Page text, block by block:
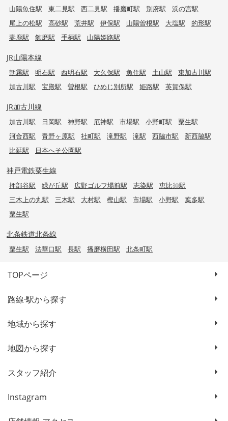
山陽魚住駅
東二見駅 西二見駅 播磨町駅 別府駅
浜の宮駅
尾上の松駅
高砂駅 荒井駅 伊保駅 山陽曽根駅 大塩駅
的形駅
妻鹿駅
飾磨駅 手柄駅 山陽姫路駅
JR山陽本線
朝霧駅 明石駅 西明石駅 大久保駅 魚住駅 土山駅
東加古川駅
加古川駅
宝殿駅 曽根駅 ひめじ別所駅 姫路駅 英賀保駅
JR加古川線
加古川駅 日岡駅 神野駅 厄神駅 市場駅 小野町駅
粟生駅
河合西駅
青野ヶ原駅 社町駅 滝野駅 滝駅 西脇市駅
新西脇駅
比延駅
日本へそ公園駅
神戸電鉄粟生線
押部谷駅 緑が丘駅 広野ゴルフ場前駅 志染駅
恵比須駅
三木上の丸駅
三木駅 大村駅 樫山駅 市場駅 小野駅
葉多駅
粟生駅
北条鉄道北条線
粟生駅 法華口駅 長駅 播磨横田駅 北条町駅
TOPページ
路線·駅から探す
地域から探す
地図から探す
スタッフ紹介
Instagram